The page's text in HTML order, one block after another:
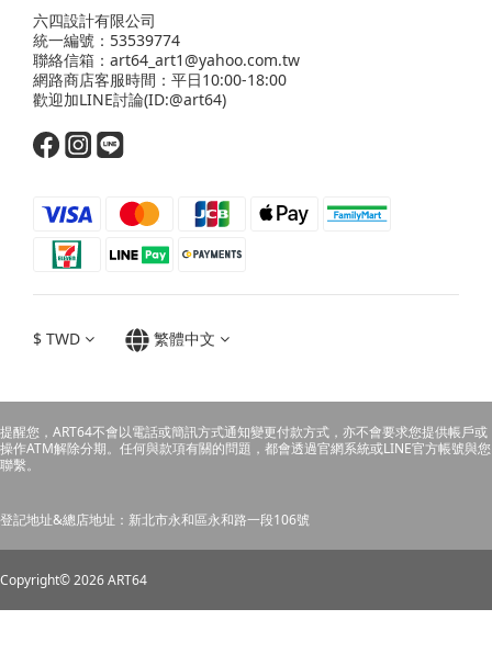
六四設計有限公司
統一編號：53539774
聯絡信箱：art64_art1@yahoo.com.tw
網路商店客服時間：平日10:00-18:00
歡迎加LINE討論(ID:@art64)
$ TWD 繁體中文
提醒您，ART64不會以電話或簡訊方式通知變更付款方式，亦不會要求您提供帳戶或
操作ATM解除分期。任何與款項有關的問題，都會透過官網系統或LINE官方帳號與您
聯繫。
登記地址&總店地址：新北市永和區永和路一段106號
Copyright© 2026 ART64